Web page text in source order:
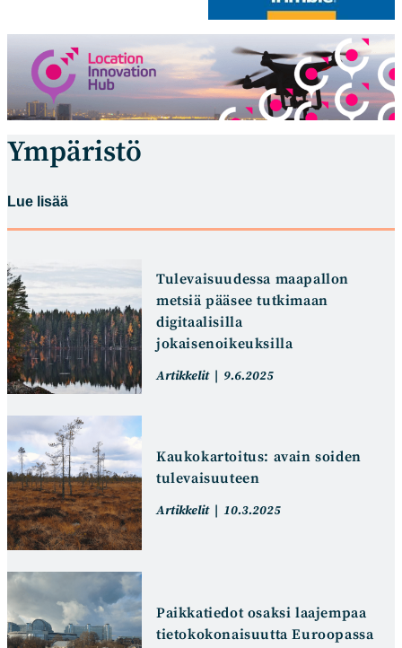
Ympäristö
Lue lisää
Tulevaisuudessa maapallon
metsiä pääsee tutkimaan
digitaalisilla
jokaisenoikeuksilla
Artikkelin
Artikkelit
Artikkeli
9.6.2025
Kaukokartoitus: avain soiden
tulevaisuuteen
Artikkelin
Artikkelit
Artikkeli
10.3.2025
Paikkatiedot osaksi laajempaa
tietokokonaisuutta Euroopassa